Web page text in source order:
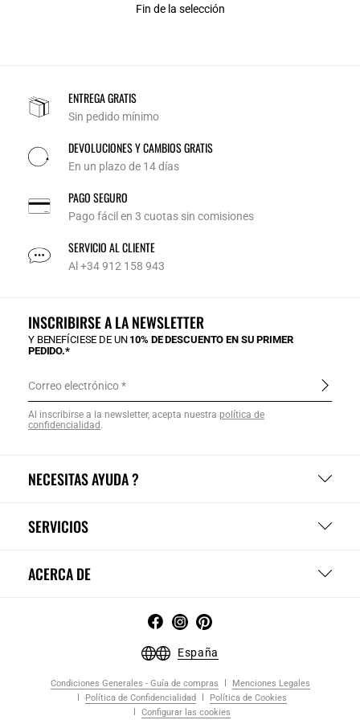
Fin de la selección
ENTREGA GRATIS
Sin pedido mínimo
DEVOLUCIONES Y CAMBIOS GRATIS
En un plazo de 14 días
PAGO SEGURO
Pago fácil en 3 cuotas sin comisiones
SERVICIO AL CLIENTE
Al +34 912 158 943
NECESITAS AYUDA ?
SERVICIOS
ACERCA DE
INSCRIBIRSE A LA NEWSLETTER
Y BENEFÍCIESE DE UN 10% DE DESCUENTO EN SU PRIMER
PEDIDO.*
Correo electrónico
Al inscribirse a la newsletter, acepta nuestra política de
confidencialidad .
España
Condiciones Generales - Guía de compras
Menciones Legales
Política de Confidencialidad
Política de Cookies
Configurar las cookies